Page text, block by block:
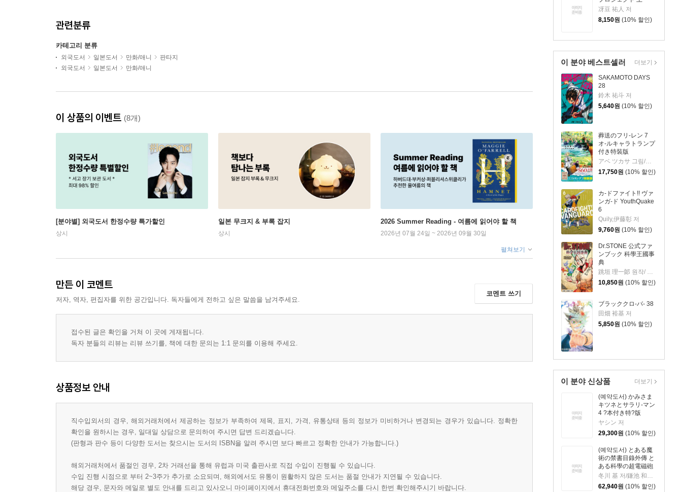
冴豆 祐人 저
8,150원 (10% 할인)
이 분야 베스트셀러
SAKAMOTO DAYS
28
鈴木 祐斗 저
5,640원 (10% 할인)
葬送のフリ-レン 7
オ-ルキャラトランプ
付き特裝版
アベ ツカサ 그림/山田 鐘人 원작
17,750원 (10% 할인)
カ-ドファイト!! ヴァ
ンガ-ド YouthQuake
6
Quily,伊藤彰 저
9,760원 (10% 할인)
Dr.STONE 公式ファ
ンブック 科學王國事
典
跳垣 理一郞 원작/ Boichi 저
10,850원 (10% 할인)
ブラッククロ-バ- 38
田畑 裕基 저
5,850원 (10% 할인)
더보기
이 분야 신상품
(예약도서) かみさま
キツネとサラリ-マン
4 ?本付き特?版
ヤシン 저
29,300원 (10% 할인)
(예약도서) とある魔
術の禁書目錄外傳 と
ある科學の超電磁砲
21 特裝版
62,940원 (10% 할인)
더보기
관련분류
카테고리 분류
외국도서 일본도서 만화/애니
판타지
외국도서
일본도서 만화/애니
이 상품의 이벤트 (8개)
[분야별] 외국도서 한정수량 특가할인
상시
일본 무크지 & 부록 잡지
상시
2026 Summer Reading - 여름에 읽어야 할 책
2026년 07월 24일 ~ 2026년 09월 30일
펼쳐보기
만든 이 코멘트
저자, 역자, 편집자를 위한 공간입니다. 독자들에게 전하고 싶은 말씀을 남겨주세요.
코멘트 쓰기
접수된 글은 확인을 거쳐 이 곳에 게재됩니다.
독자 분들의 리뷰는 리뷰 쓰기를, 책에 대한 문의는 1:1 문의를 이용해 주세요.
상품정보 안내
직수입외서의 경우, 해외거래처에서 제공하는 정보가 부족하여 제목, 표지, 가격, 유통상태 등의 정보가 미비하거나 변경되는 경우가 있습니다. 정확한
확인을 원하시는 경우, 일대일 상담으로 문의하여 주시면 답변 드리겠습니다.
(판형과 판수 등이 다양한 도서는 찾으시는 도서의 ISBN을 알려 주시면 보다 빠르고 정확한 안내가 가능합니다.)
해외거래처에서 품절인 경우, 2차 거래선을 통해 유럽과 미국 출판사로 직접 수입이 진행될 수 있습니다.
수입 진행 시점으로 부터 2~3주가 추가로 소요되며, 해외에서도 유통이 원활하지 않은 도서는 품절 안내가 지연될 수 있습니다.
해당 경우, 문자와 메일로 별도 안내를 드리고 있사오니 마이페이지에서 휴대전화번호와 메일주소를 다시 한번 확인해주시기 바랍니다.